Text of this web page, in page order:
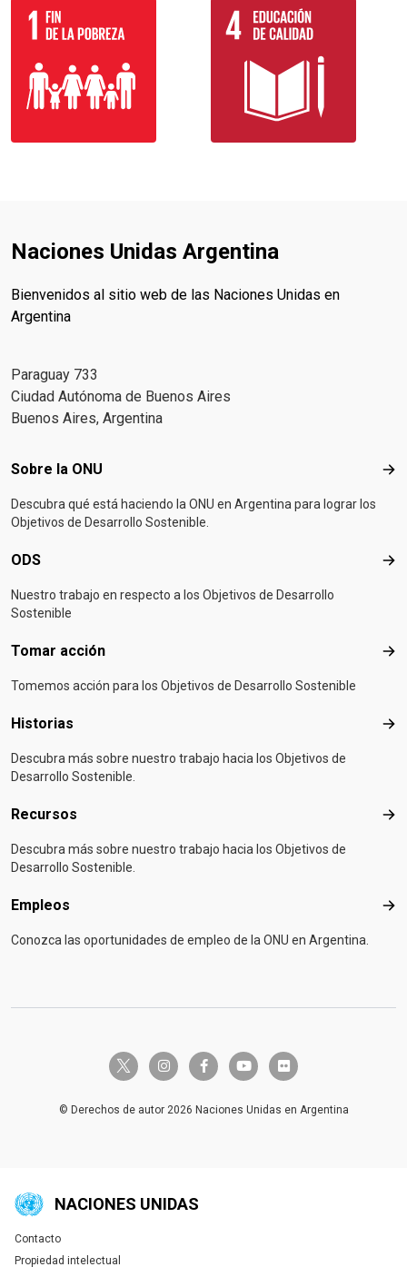
Naciones Unidas Argentina
Bienvenidos al sitio web de las Naciones Unidas en
Argentina
Paraguay 733
Ciudad Autónoma de Buenos Aires
Buenos Aires, Argentina
Footer menu
Sobre la ONU
Descubra qué está haciendo la ONU en Argentina para lograr los
Objetivos de Desarrollo Sostenible.
ODS
Nuestro trabajo en respecto a los Objetivos de Desarrollo
Sostenible
Tomar acción
Tomemos acción para los Objetivos de Desarrollo Sostenible
Historias
Descubra más sobre nuestro trabajo hacia los Objetivos de
Desarrollo Sostenible.
Recursos
Descubra más sobre nuestro trabajo hacia los Objetivos de
Desarrollo Sostenible.
Empleos
Conozca las oportunidades de empleo de la ONU en Argentina.
twitter-x instagramfacebook-fyoutube flickr
© Derechos de autor 2026 Naciones Unidas en Argentina
NACIONES UNIDAS
Global U.N. menu
Contacto
Propiedad intelectual